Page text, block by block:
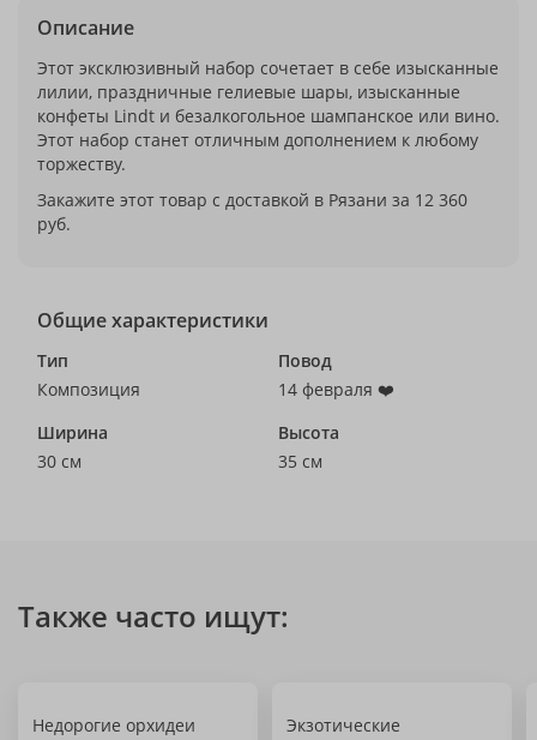
Описание
Этот эксклюзивный набор сочетает в себе изысканные
лилии, праздничные гелиевые шары, изысканные
конфеты Lindt и безалкогольное шампанское или вино.
Этот набор станет отличным дополнением к любому
торжеству.
Закажите этот товар с доставкой в Рязани за 12 360
руб.
Общие характеристики
Тип
Композиция
Повод
14 февраля ❤️
Ширина
30 см
Высота
35 см
Также часто ищут:
Недорогие орхидеи Экзотические